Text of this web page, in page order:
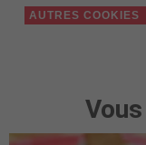
AUTRES COOKIES